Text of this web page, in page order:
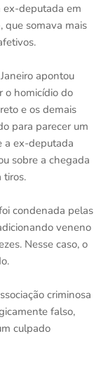
ex-deputada em
que somava mais
apontou
o homicídio do
e os demais
para parecer um
a ex-deputada
sobre a chegada
tiros.
condenada pelas
veneno
Nesse caso, o
criminosa
falso,
culpado